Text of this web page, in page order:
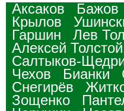
Аксаков
Бажов
Крылов
Гаршин
Лев
Алексей Толстой
Салтыков-
Чехов
Бианки
Снегирёв
Зощенко